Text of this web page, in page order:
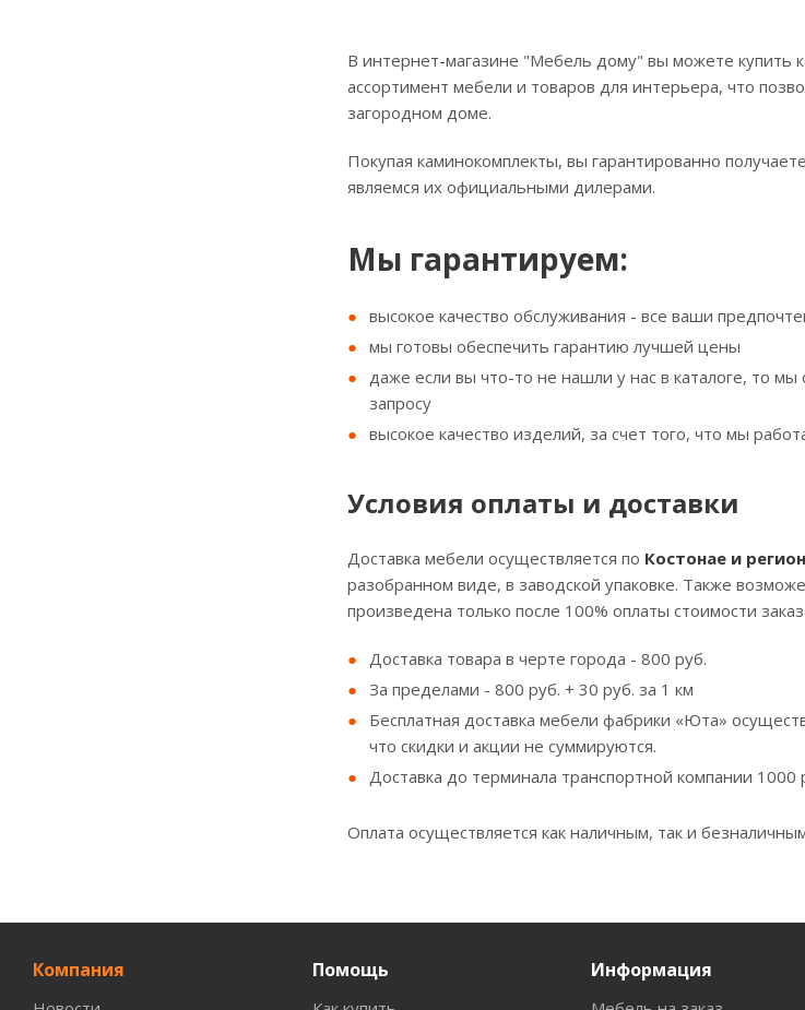
В интернет-магазине "Мебель дому" вы можете купить
ассортимент мебели и товаров для интерьера, что
загородном доме.
Покупая каминокомплекты, вы гарантированно
являемся их официальными дилерами.
Мы гарантируем:
высокое качество обслуживания - все ваши
мы готовы обеспечить гарантию лучшей цены
даже если вы что-то не нашли у нас в каталоге, то
запросу
высокое качество изделий, за счет того, что мы
Условия оплаты и доставки
Доставка мебели осуществляется по Костонае и
разобранном виде, в заводской упаковке. Также
произведена только после 100% оплаты стоимости
Доставка товара в черте города - 800 руб.
За пределами - 800 руб. + 30 руб. за 1 км
Бесплатная доставка мебели фабрики «Юта»
что скидки и акции не суммируются.
Доставка до терминала транспортной компании 1000
Оплата осуществляется как наличным, так и
Компания Помощь Информация